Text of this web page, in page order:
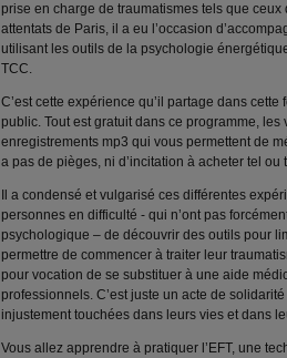
prise en charge de traumatismes tels que
attentats de Paris, il a eu l’occasion
utilisant les outils de la psychologie
TCC.
C’est cette expérience qu’il partage dans
public. Tout est gratuit dans ce programme, les
enregistrements mp3 qui vous permettent de
a pas de pièges, ni d’incitation à acheter tel ou
Il a condensé et vulgarisé ces différentes
personnes en difficulté - qui n’ont pas
psychologique – de découvrir des outils pour
permettre de commencer à traiter leur
pour vocation de se substituer à une aide
professionnels. C’est juste un acte de
injustement touchées dans leurs vies et dans
Vous allez apprendre à pratiquer l’EFT, une